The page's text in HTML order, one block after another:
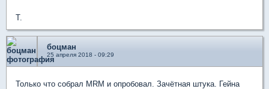
T.
боцман
25 апреля 2018 - 09:29
Только что собрал MRM и опробовал. Зачётная штука. Гейна